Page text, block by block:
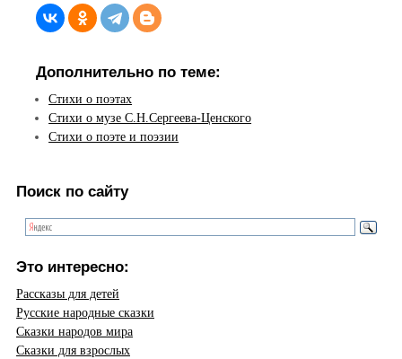
Дополнительно по теме:
Стихи о поэтах
Стихи о музе С.Н.Сергеева-Ценского
Стихи о поэте и поэзии
Поиск по сайту
Это интересно:
Рассказы для детей
Русские народные сказки
Сказки народов мира
Сказки для взрослых